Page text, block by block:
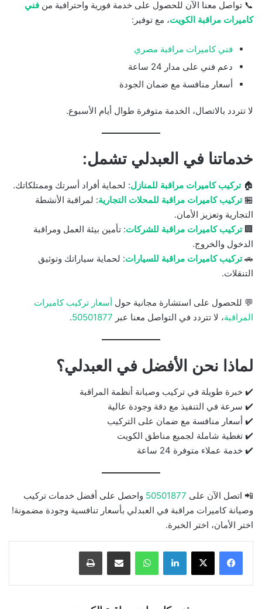
📞 تواصل معنا الآن للحصول على خدمة فورية واحترافية من فني
كاميرات مراقبة الكويت، مع توفير:
فني كاميرات مراقبة مصري
دعم فني على مدار 24 ساعة
أسعار منافسة مع ضمان الجودة
لا تتردد بالاتصال، الخدمة متوفرة طوال أيام الأسبوع.
خدماتنا في العبدلي تشمل:
🏠تركيب كاميرات مراقبة للمنازل: لحماية أفراد أسرتك وممتلكاتك.
🏪تركيب كاميرات مراقبة للمحلات التجارية: لمراقبة الأنشطة
التجارية وتعزيز الأمان.
🏢تركيب كاميرات مراقبة للشركات: تأمين بيئة العمل ومراقبة
الدخول والخروج.
🚗تركيب كاميرات مراقبة للسيارات: لحماية سياراتك وتوثيق
التنقلات.
💬 للحصول على استشارة مجانية حول أسعار تركيب كاميرات
المراقبة، لا تتردد في التواصل معنا عبر 50501877
.
لماذا نحن الأفضل في العبدلي؟
✔️ خبرة طويلة في تركيب وصيانة أنظمة المراقبة
✔️ سرعة في التنفيذ مع دقة وجودة عالية
✔️ أسعار منافسة مع ضمان على التركيب
✔️ تغطية شاملة لجميع مناطق الكويت
✔️ خدمة عملاء متوفرة 24 ساعة
📲 اتصل الآن على 50501877 واحصل على أفضل خدمات تركيب
وصيانة كاميرات مراقبة في العبدلي بأسعار تنافسية وجودة مضمونة!
اختر الأمان، اختر الخبرة.
لينكدإن واتساب مشاركة بالبريد الإلكترونيطباعة